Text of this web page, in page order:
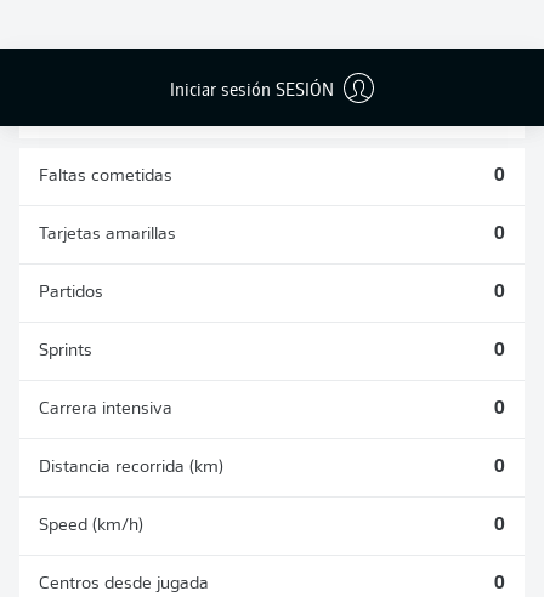
Iniciar sesión SESIÓN
DIVIDIDOS
0
AÉREOS
0
Faltas cometidas 0
Tarjetas amarillas 0
Partidos 0
Sprints 0
Carrera intensiva 0
Distancia recorrida (km) 0
Speed (km/h) 0
Centros desde jugada 0